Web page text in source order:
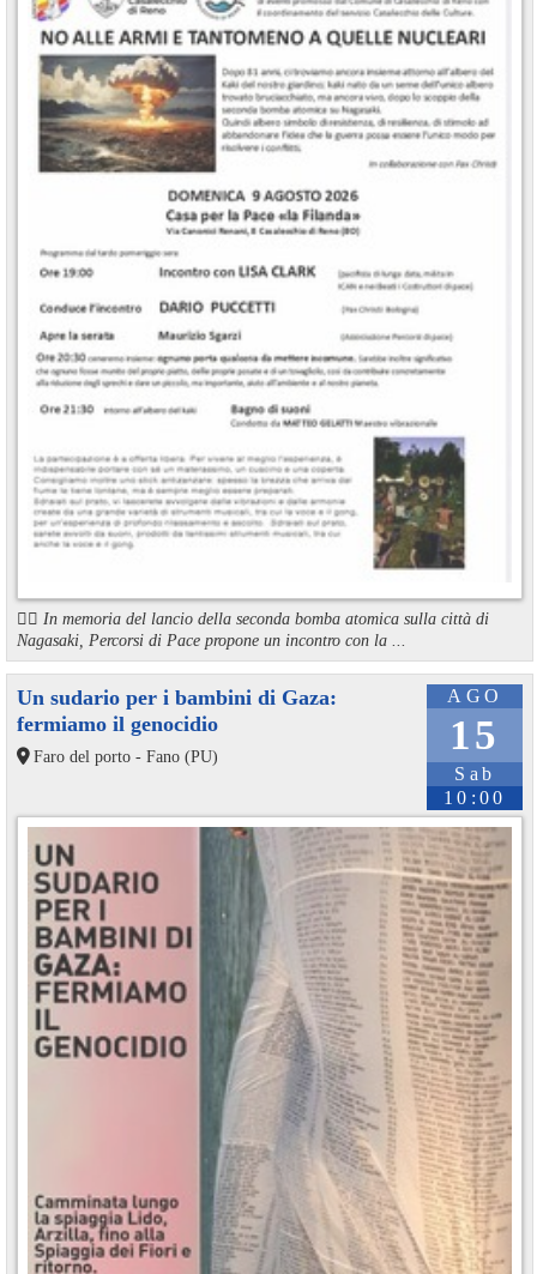
🏳️‍🌈 In memoria del lancio della seconda bomba atomica sulla città di
Nagasaki, Percorsi di Pace propone un incontro con la ...
AGO
15
Sab
10:00
Un sudario per i bambini di Gaza:
fermiamo il genocidio
Faro del porto - Fano (PU)